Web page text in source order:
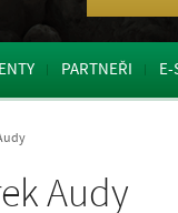
PARTNEŘI E-
Audy